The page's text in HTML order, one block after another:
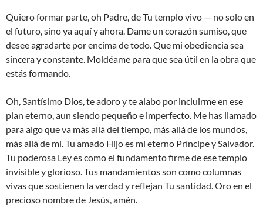
Quiero formar parte, oh Padre, de Tu templo vivo — no solo en
el futuro, sino ya aquí y ahora. Dame un corazón sumiso, que
desee agradarte por encima de todo. Que mi obediencia sea
sincera y constante. Moldéame para que sea útil en la obra que
estás formando.
Oh, Santísimo Dios, te adoro y te alabo por incluirme en ese
plan eterno, aun siendo pequeño e imperfecto. Me has llamado
para algo que va más allá del tiempo, más allá de los mundos,
más allá de mí. Tu amado Hijo es mi eterno Príncipe y Salvador.
Tu poderosa Ley es como el fundamento firme de ese templo
invisible y glorioso. Tus mandamientos son como columnas
vivas que sostienen la verdad y reflejan Tu santidad. Oro en el
precioso nombre de Jesús, amén.